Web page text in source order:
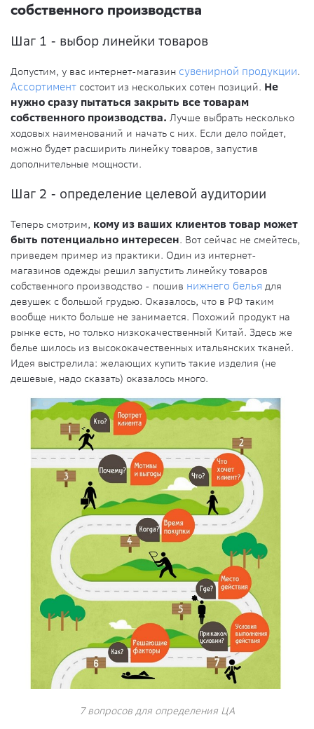
собственного производства
Шаг 1 - выбор линейки товаров
Допустим, у вас интернет-магазин сувенирной продукции.
Ассортимент состоит из нескольких сотен позиций. Не
нужно сразу пытаться закрыть все товарам
собственного производства. Лучше выбрать несколько
ходовых наименований и начать с них. Если дело пойдет,
можно будет расширить линейку товаров, запустив
дополнительные мощности.
Шаг 2 - определение целевой аудитории
Теперь смотрим, кому из ваших клиентов товар может
быть потенциально интересен. Вот сейчас не смейтесь,
приведем пример из практики. Один из интернет-
магазинов одежды решил запустить линейку товаров
собственного производство - пошив нижнего белья для
девушек с большой грудью. Оказалось, что в РФ таким
вообще никто больше не занимается. Похожий продукт на
рынке есть, но только низкокачественный Китай. Здесь же
белье шилось из высококачественных итальянских тканей.
Идея выстрелила: желающих купить такие изделия (не
дешевые, надо сказать) оказалось много.
7 вопросов для определения ЦА